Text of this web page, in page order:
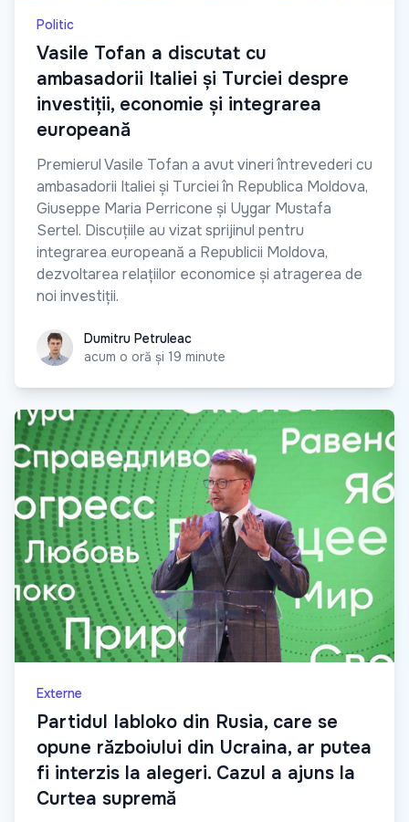
Politic
Vasile Tofan a discutat cu
ambasadorii Italiei și Turciei despre
investiții, economie și integrarea
europeană
Premierul Vasile Tofan a avut vineri întrevederi cu
ambasadorii Italiei și Turciei în Republica Moldova,
Giuseppe Maria Perricone și Uygar Mustafa
Sertel. Discuțiile au vizat sprijinul pentru
integrarea europeană a Republicii Moldova,
dezvoltarea relațiilor economice și atragerea de
noi investiții.
Dumitru Petruleac
Dumitru Petruleac
acum o oră și 19 minute
Externe
Partidul Iabloko din Rusia, care se
opune războiului din Ucraina, ar putea
fi interzis la alegeri. Cazul a ajuns la
Curtea supremă